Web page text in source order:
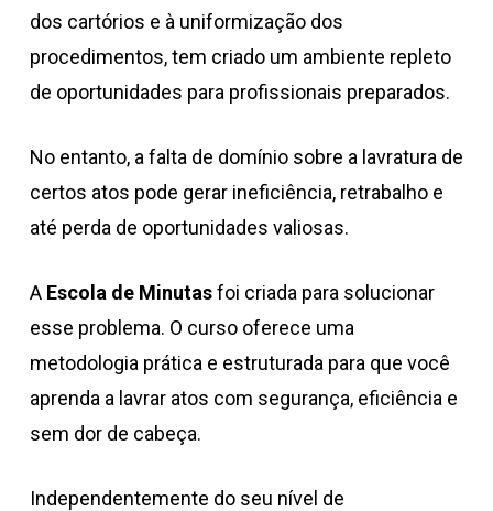
dos cartórios e à uniformização dos
procedimentos, tem criado um ambiente repleto
de oportunidades para profissionais preparados.
No entanto, a falta de domínio sobre a lavratura de
certos atos pode gerar ineficiência, retrabalho e
até perda de oportunidades valiosas.
A Escola de Minutasfoi criada para solucionar
esse problema. O curso oferece uma
metodologia prática e estruturada para que você
aprenda a lavrar atos com segurança, eficiência e
sem dor de cabeça.
Independentemente do seu nível de